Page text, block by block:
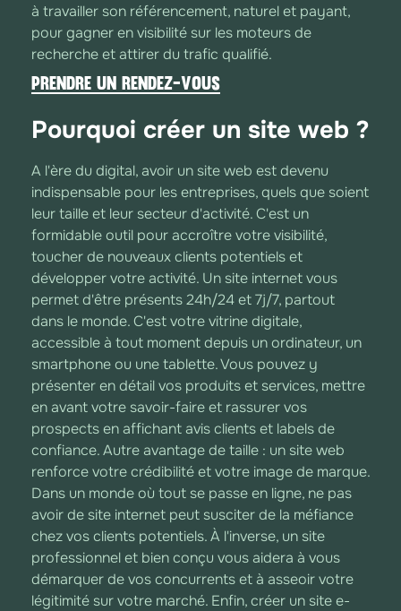
à travailler son référencement, naturel et payant,
pour gagner en visibilité sur les moteurs de
recherche et attirer du trafic qualifié.
Prendre un rendez-vous
Pourquoi créer un site web ?
A l'ère du digital, avoir un site web est devenu
indispensable pour les entreprises, quels que soient
leur taille et leur secteur d'activité. C'est un
formidable outil pour accroître votre visibilité,
toucher de nouveaux clients potentiels et
développer votre activité. Un site internet vous
permet d'être présents 24h/24 et 7j/7, partout
dans le monde. C'est votre vitrine digitale,
accessible à tout moment depuis un ordinateur, un
smartphone ou une tablette. Vous pouvez y
présenter en détail vos produits et services, mettre
en avant votre savoir-faire et rassurer vos
prospects en affichant avis clients et labels de
confiance. Autre avantage de taille : un site web
renforce votre crédibilité et votre image de marque.
Dans un monde où tout se passe en ligne, ne pas
avoir de site internet peut susciter de la méfiance
chez vos clients potentiels. À l'inverse, un site
professionnel et bien conçu vous aidera à vous
démarquer de vos concurrents et à asseoir votre
légitimité sur votre marché. Enfin, créer un site e-